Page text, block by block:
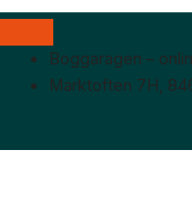
Boggaragen –
Marktoften 7H,